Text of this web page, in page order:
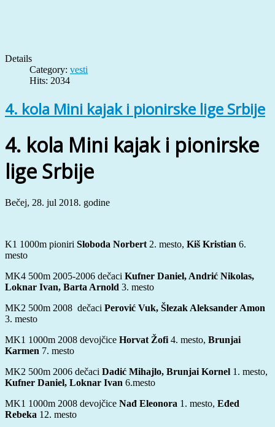
Details
Category: vesti
Hits: 2034
4. kola Mini kajak i pionirske lige Srbije
4. kola Mini kajak i pionirske
lige Srbije
Bečej, 28. jul 2018. godine
K1 1000m pioniri Sloboda Norbert2. mesto, Kiš Kristian 6.
mesto
MK4 500m 2005-2006 dečaci Kufner Daniel, Andrić Nikolas,
Loknar Ivan, Barta Arnold 3. mesto
MK2 500m 2008 dečaci Perović Vuk, Šlezak Aleksander Amon
3. mesto
MK1 1000m 2008 devojčice Horvat Žofi4. mesto, Brunjai
Karmen 7. mesto
MK2 500m 2006 dečaci Dadić Mihajlo, Brunjai Kornel 1. mesto,
Kufner Daniel, Loknar Ivan 6.mesto
MK1 1000m 2008 devojčice Nađ Eleonora 1. mesto, Eđed
Rebeka 12. mesto